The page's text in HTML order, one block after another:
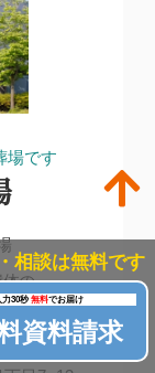
場です
体の
可能
相談は無料です
力30秒無料でお届け
資料請求